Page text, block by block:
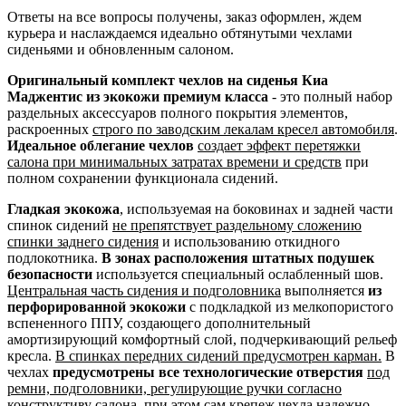
Ответы на все вопросы получены, заказ оформлен, ждем
курьера и наслаждаемся идеально обтянутыми чехлами
сиденьями и обновленным салоном.
Оригинальный комплект чехлов на сиденья Киа
Маджентис из экокожи премиум класса - это полный набор
раздельных аксессуаров полного покрытия элементов,
раскроенных строго по заводским лекалам кресел автомобиля.
Идеальное облегание чехлов создает эффект перетяжки
салона при минимальных затратах времени и средств при
полном сохранении функционала сидений.
Гладкая экокожа, используемая на боковинах и задней части
спинок сидений не препятствует раздельному сложению
спинки заднего сидения и использованию откидного
подлокотника. В зонах расположения штатных подушек
безопасности используется специальный ослабленный шов.
Центральная часть сидения и подголовника выполняется из
перфорированной экокожи с подкладкой из мелкопористого
вспененного ППУ, создающего дополнительный
амортизирующий комфортный слой, подчеркивающий рельеф
кресла. В спинках передних сидений предусмотрен карман. В
чехлах предусмотрены все технологические отверстия под
ремни, подголовники, регулирующие ручки согласно